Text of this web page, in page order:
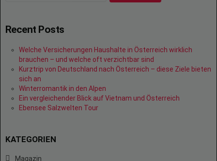
Recent Posts
Welche Versicherungen Haushalte in Österreich wirklich
brauchen – und welche oft verzichtbar sind
Kurztrip von Deutschland nach Österreich – diese Ziele bieten
sich an
Winterromantik in den Alpen
Ein vergleichender Blick auf Vietnam und Österreich
Ebensee Salzwelten Tour
KATEGORIEN
Magazin